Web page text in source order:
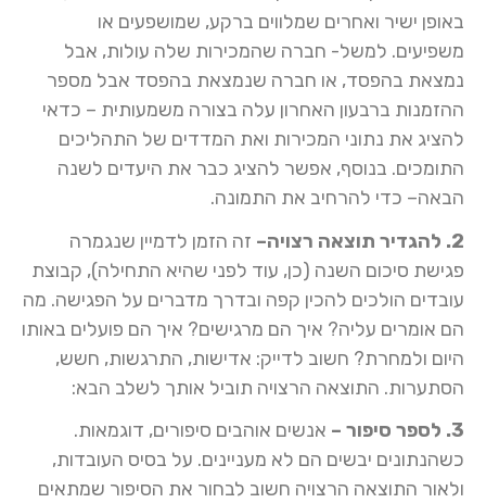
באופן ישיר ואחרים שמלווים ברקע, שמושפעים או
משפיעים. למשל- חברה שהמכירות שלה עולות, אבל
נמצאת בהפסד, או חברה שנמצאת בהפסד אבל מספר
ההזמנות ברבעון האחרון עלה בצורה משמעותית – כדאי
להציג את נתוני המכירות ואת המדדים של התהליכים
התומכים. בנוסף, אפשר להציג כבר את היעדים לשנה
הבאה– כדי להרחיב את התמונה.
2. להגדיר תוצאה רצויה–
זה הזמן לדמיין שנגמרה
פגישת סיכום השנה (כן, עוד לפני שהיא התחילה), קבוצת
עובדים הולכים להכין קפה ובדרך מדברים על הפגישה. מה
הם אומרים עליה? איך הם מרגישים? איך הם פועלים באותו
היום ולמחרת? חשוב לדייק: אדישות, התרגשות, חשש,
הסתערות. התוצאה הרצויה תוביל אותך לשלב הבא:
3. לספר סיפור –
אנשים אוהבים סיפורים, דוגמאות.
כשהנתונים יבשים הם לא מעניינים. על בסיס העובדות,
ולאור התוצאה הרצויה חשוב לבחור את הסיפור שמתאים